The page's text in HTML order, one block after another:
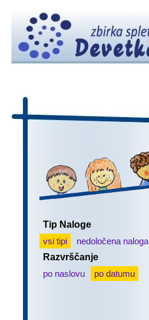
Tip Naloge
vsi tipi
nedoločena naloga
Razvrščanje
po naslovu
po datumu